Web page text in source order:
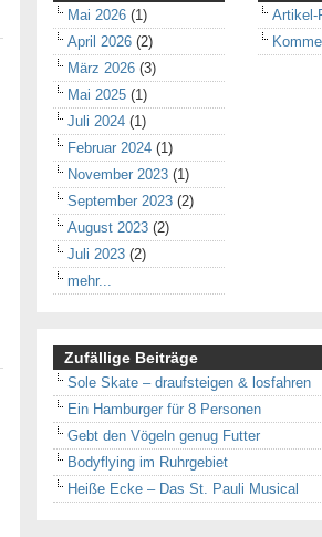
Mai 2026 (1)
April 2026 (2)
März 2026 (3)
Mai 2025 (1)
Juli 2024 (1)
Februar 2024 (1)
November 2023 (1)
September 2023 (2)
August 2023 (2)
Juli 2023 (2)
mehr...
Artikel-
Zufällige Beiträge
Sole Skate – draufsteigen & losfahren
Ein Hamburger für 8 Personen
Gebt den Vögeln genug Futter
Bodyflying im Ruhrgebiet
Heiße Ecke – Das St. Pauli Musical